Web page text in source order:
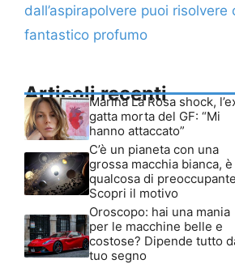
dall’aspirapolvere puoi risolvere
fantastico profumo
Articoli recenti
Marina La Rosa shock,
gatta morta del GF: “Mi
hanno attaccato”
C’è un pianeta con una
grossa macchia bianca, è
qualcosa di
Scopri il motivo
Oroscopo: hai una mania
per le macchine belle e
costose? Dipende tutto
tuo segno